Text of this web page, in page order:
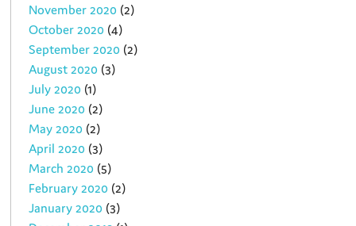
November 2020 (2)
October 2020 (4)
September 2020 (2)
August 2020 (3)
July 2020 (1)
June 2020 (2)
May 2020 (2)
April 2020 (3)
March 2020 (5)
February 2020 (2)
January 2020 (3)